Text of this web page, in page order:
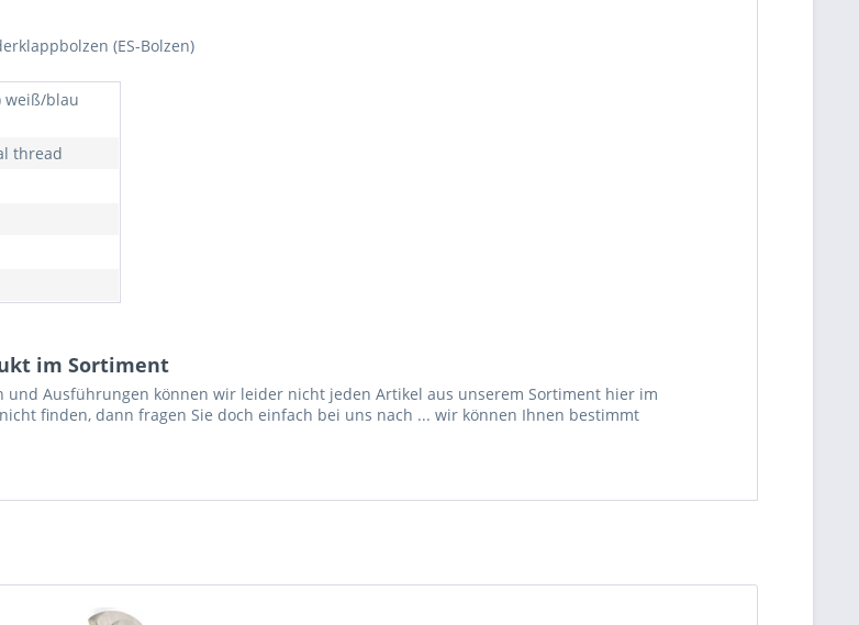
(ES-Bolzen)
weiß/blau
thread
im Sortiment
Ausführungen können wir leider nicht jeden Artikel aus unserem Sortiment hier im
finden, dann fragen Sie doch einfach bei uns nach ... wir können Ihnen bestimmt